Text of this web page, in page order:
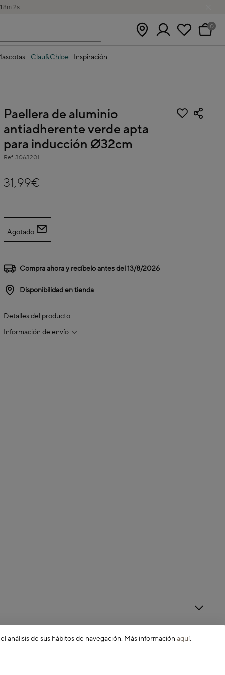
18m 2s
0
Clau&Chloe Inspiración
Paellera de aluminio
antiadherente verde apta
para inducción Ø32cm
Ref. 3063201
31,99€
Agotado
Compra ahora y recíbelo antes del13/8/2026
Disponibilidad en tienda
Detalles del producto
Información de envío
de sus hábitos de navegación. Más información aquí.